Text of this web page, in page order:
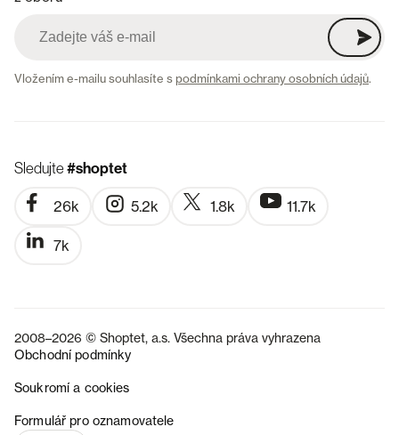
Vložením e-mailu souhlasíte spodmínkami ochrany osobních údajů.
Sledujte#shoptet
26k 5.2k 1.8k 11.7k
7k
2008–2026 © Shoptet, a.s. Všechna práva vyhrazena
Obchodní podmínky
Soukromí a cookies
Formulář pro oznamovatele